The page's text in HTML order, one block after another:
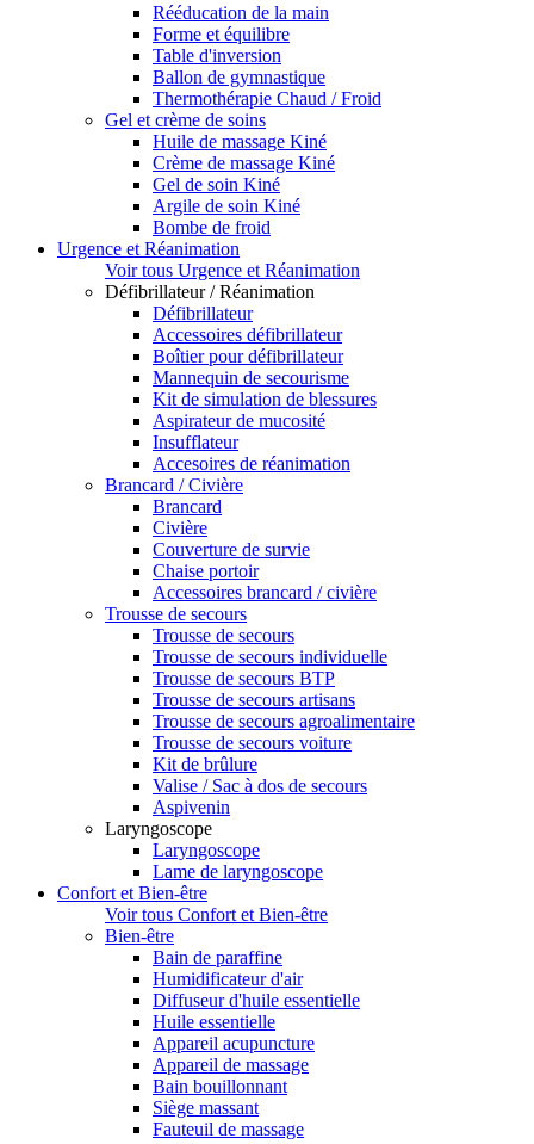
Rééducation de la main
Forme et équilibre
Table d'inversion
Ballon de gymnastique
Thermothérapie Chaud / Froid
Gel et crème de soins
Huile de massage Kiné
Crème de massage Kiné
Gel de soin Kiné
Argile de soin Kiné
Bombe de froid
Urgence et Réanimation
Voir tous Urgence et Réanimation
Défibrillateur / Réanimation
Défibrillateur
Accessoires défibrillateur
Boîtier pour défibrillateur
Mannequin de secourisme
Kit de simulation de blessures
Aspirateur de mucosité
Insufflateur
Accesoires de réanimation
Brancard / Civière
Brancard
Civière
Couverture de survie
Chaise portoir
Accessoires brancard / civière
Trousse de secours
Trousse de secours
Trousse de secours individuelle
Trousse de secours BTP
Trousse de secours artisans
Trousse de secours agroalimentaire
Trousse de secours voiture
Kit de brûlure
Valise / Sac à dos de secours
Aspivenin
Laryngoscope
Laryngoscope
Lame de laryngoscope
Confort et Bien-être
Voir tous Confort et Bien-être
Bien-être
Bain de paraffine
Humidificateur d'air
Diffuseur d'huile essentielle
Huile essentielle
Appareil acupuncture
Appareil de massage
Bain bouillonnant
Siège massant
Fauteuil de massage